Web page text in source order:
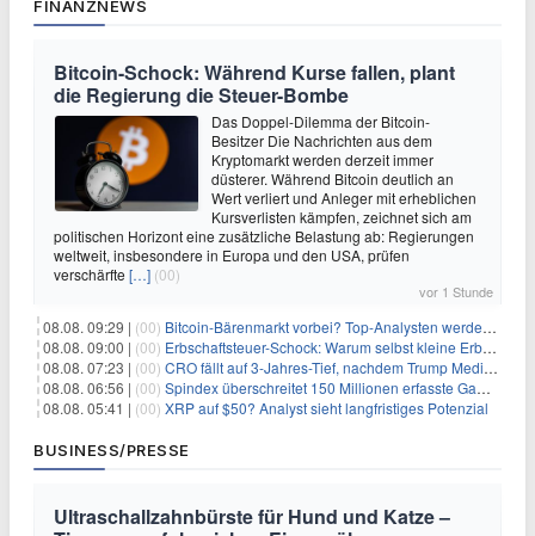
FINANZNEWS
Bitcoin-Schock: Während Kurse fallen, plant
die Regierung die Steuer-Bombe
Das Doppel-Dilemma der Bitcoin-
Besitzer Die Nachrichten aus dem
Kryptomarkt werden derzeit immer
düsterer. Während Bitcoin deutlich an
Wert verliert und Anleger mit erheblichen
Kursverlisten kämpfen, zeichnet sich am
politischen Horizont eine zusätzliche Belastung ab: Regierungen
weltweit, insbesondere in Europa und den USA, prüfen
verschärfte […] (00)
vor 1 Stunde
08.08. 09:29 | (00) Bitcoin-Bärenmarkt vorbei? Top-Analysten werden optimistisch, aber die Geschichte sagt etwas anderes
08.08. 09:00 | (00) Erbschaftsteuer-Schock: Warum selbst kleine Erbschaften den Fiskus Millionen kosten
08.08. 07:23 | (00) CRO fällt auf 3-Jahres-Tief, nachdem Trump Media zwei große Crypto.com-Deals storniert
08.08. 06:56 | (00) Spindex überschreitet 150 Millionen erfasste Gaming-Ereignisse in Echtzeit-Datenpipeline
08.08. 05:41 | (00) XRP auf $50? Analyst sieht langfristiges Potenzial
BUSINESS/PRESSE
Ultraschallzahnbürste für Hund und Katze –